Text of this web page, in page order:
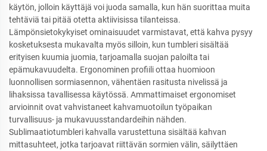
käytön, jolloin käyttäjä voi juoda samalla, kun hän suorittaa muita
tehtäviä tai pitää otetta aktiivisissa tilanteissa.
Lämpönsietokykyiset ominaisuudet varmistavat, että kahva pysyy
kosketuksesta mukavalta myös silloin, kun tumbleri sisältää
erityisen kuumia juomia, tarjoamalla suojan paloilta tai
epämukavuudelta. Ergonominen profiili ottaa huomioon
luonnollisen sormiasennon, vähentäen rasitusta nivelissä ja
lihaksissa tavallisessa käytössä. Ammattimaiset ergonomiset
arvioinnit ovat vahvistaneet kahvamuotoilun työpaikan
turvallisuus- ja mukavuusstandardeihin nähden.
Sublimaatiotumbleri kahvalla varustettuna sisältää kahvan
mittasuhteet, jotka tarjoavat riittävän sormien välin, säilyttäen